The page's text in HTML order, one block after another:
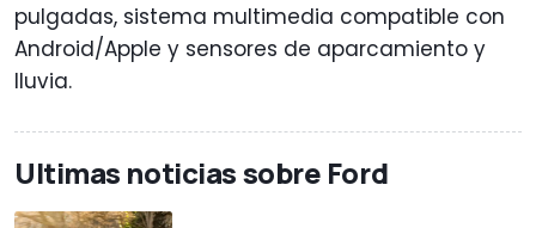
pulgadas, sistema multimedia compatible con
Android/Apple y sensores de aparcamiento y
lluvia.
Ultimas noticias sobre Ford